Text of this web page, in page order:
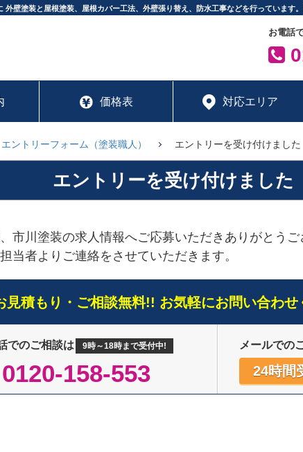
外壁塗装と屋根塗装、屋根カバー工法、外壁張り替え、防水工事などを行っています
お電話
価格表 対応エリア
エントリーフォーム（塗装職人） エントリーを受け付けました
エントリーを受け付けました
市川塗装の求人情報へご応募いただきありがとうご
当者よりご連絡をさせていただきます。
見積もり・ご相談無料!! お気軽にお問い合わせ
でのご相談は 9時～18時まで受付中!
0120-158-553
メールでの
24時間